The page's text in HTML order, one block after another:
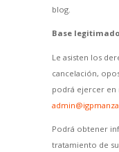
blog.
Base
Le asisten los
cancelación,
podrá ejercer en
Podrá obtener
tratamiento de